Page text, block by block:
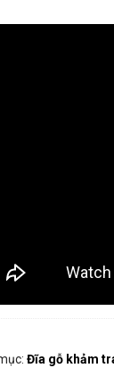
Đĩa gỗ khảm